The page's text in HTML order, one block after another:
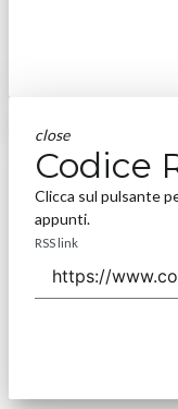
close
Codice
Clicca sul pulsante
appunti.
RSS link